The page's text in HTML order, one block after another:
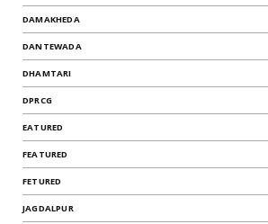
DAMAKHEDA
DANTEWADA
DHAMTARI
DPRCG
EATURED
FEATURED
FETURED
JAGDALPUR